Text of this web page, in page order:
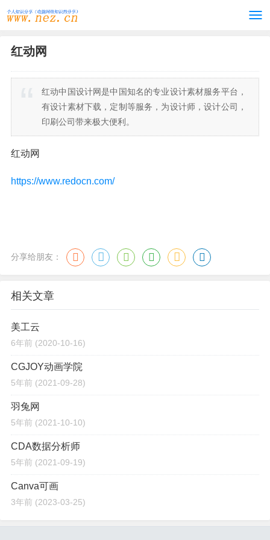
红动网
红动中国设计网是中国知名的专业设计素材服务平台，
有设计素材下载，定制等服务，为设计师，设计公司，
印刷公司带来极大便利。
红动网
https://www.redocn.com/
分享给朋友：
相关文章
美工云
6年前 (2020-10-16)
CGJOY动画学院
5年前 (2021-09-28)
羽兔网
5年前 (2021-10-10)
CDA数据分析师
5年前 (2021-09-19)
Canva可画
3年前 (2023-03-25)